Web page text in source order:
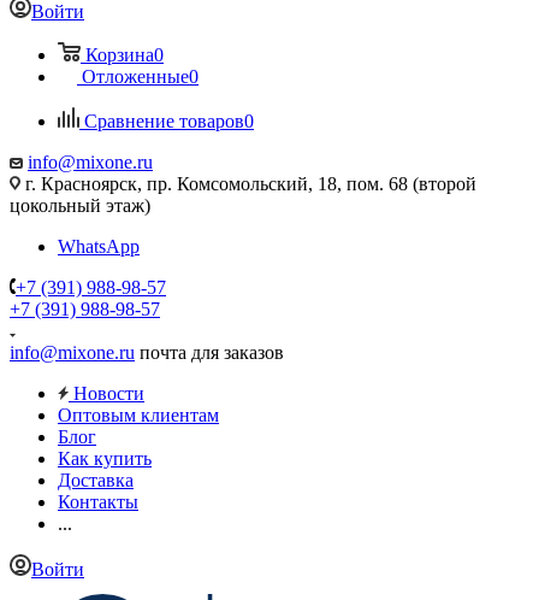
Войти
Корзина0
Отложенные0
Сравнение товаров0
info@mixone.ru
г. Красноярск, пр. Комсомольский, 18, пом. 68 (второй
цокольный этаж)
WhatsApp
+7 (391) 988-98-57
+7 (391) 988-98-57
info@mixone.ru почта для заказов
Новости
Оптовым клиентам
Блог
Как купить
Доставка
Контакты
...
Войти